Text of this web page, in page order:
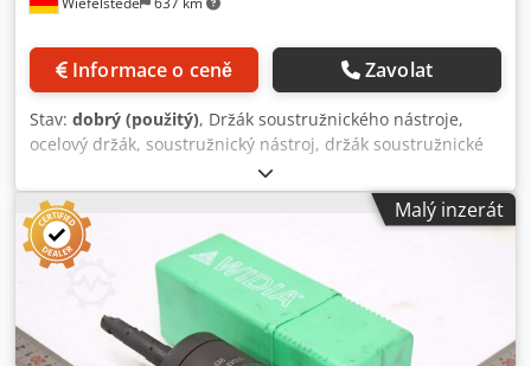
jednopákovým joystickem - Brzdové ventily zpomalující
- Pomocný hydraulický okruh na teleskopické hlavě, průtok
nastavitelný - Hydraulický rychloupínací systém Liebherr
teleskopický válec s tlumením na konci zdvihu KABINA -
Elastomerové uložení, integrovaná konstrukce ROPS/FOPS
uvnitř kabiny - Tónovaná bezpečnostní skla vpředu a na
střeše, jednodílný stěrač - Systém ostřikování a stírání
vpředu i vzadu, zadní okno sklopné - Dveře řidiče s oknem,
lze aretovat v otevřené poloze - Třístupňový ventilátor s
přívodem čerstvého vzduchu a filtrem - Sloupek řízení
nastavitelný ve sklonu pomocí pedálu, sedadlo řidiče s
potahem z umělé kůže BEZPEČNOST A VYBAVENÍ - Zařízení
pro varování před přetížením EN 15000 s automatickým
Informace o ceně Zavolat
Stav: dobrý (použitý), Držák soustružnického nástroje,
ocelový držák, soustružnický nástroj, držák soustružnické
frézy, držák nástroje, axiální držák nástroje, výměnný
držák, držák soustružnické frézy, upínací držák, držák
soustružnického nástroje, držák nástroje pro
soustružnickou věž - Výrobce: Kelch, držák nástroje,
ocelový držák - Upínací rozměr: Ø 32 mm, rozteč děr Ø 102
x 18 mm - Počet: 1x držák k dispozici - Rozměry:
295/140/V110 mm - Hmotnost: 8,8 kg Dsdpozq Afbjfx Al
Tock
Malý inzerát